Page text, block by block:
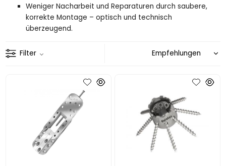
Weniger Nacharbeit und Reparaturen durch saubere,
korrekte Montage – optisch und technisch
überzeugend.
Filter